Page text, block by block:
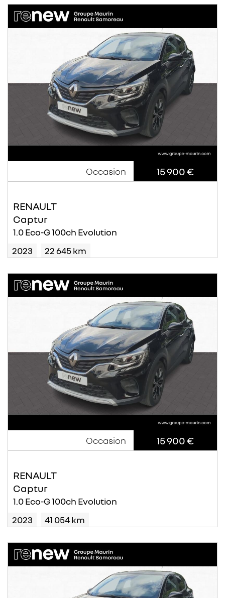
Occasion 15 900 €
RENAULT
Captur
1.0 Eco-G 100ch Evolution
2023
22 645 km
Occasion 15 900 €
RENAULT
Captur
1.0 Eco-G 100ch Evolution
2023
41 054 km